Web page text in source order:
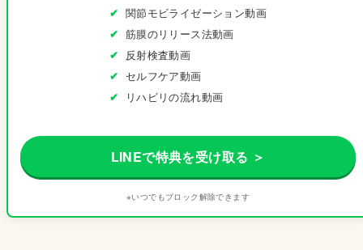
関節モビライゼーション動画
筋膜のリリース法動画
反射検査動画
セルフケア動画
リハビリの流れ動画
LINEで特典を受け取る ＞
※いつでもブロック解除できます